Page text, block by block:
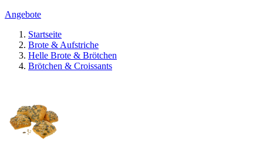
Angebote
Startseite
Brote & Aufstriche
Helle Brote & Brötchen
Brötchen & Croissants